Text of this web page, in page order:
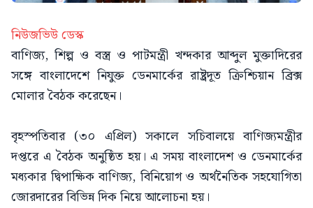
নিউজভিউ ডেস্ক
বাণিজ্য, শিল্প ও বস্ত্র ও পাটমন্ত্রী খন্দকার আব্দুল মুক্তাদিরের
সঙ্গে বাংলাদেশে নিযুক্ত ডেনমার্কের রাষ্ট্রদূত ক্রিশ্চিয়ান ব্রিক্স
মোলার বৈঠক করেছেন।
বৃহস্পতিবার (৩০ এপ্রিল) সকালে সচিবালয়ে বাণিজ্যমন্ত্রীর
দপ্তরে এ বৈঠক অনুষ্ঠিত হয়। এ সময় বাংলাদেশ ও ডেনমার্কের
মধ্যকার দ্বিপাক্ষিক বাণিজ্য, বিনিয়োগ ও অর্থনৈতিক সহযোগিতা
জোরদারের বিভিন্ন দিক নিয়ে আলোচনা হয়।